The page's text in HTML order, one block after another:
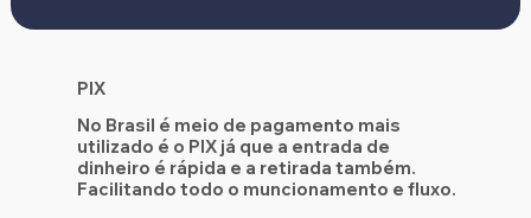
PIX
No Brasil é meio de pagamento mais
utilizado é o PIX já que a entrada de
dinheiro é rápida e a retirada também.
Facilitando todo o muncionamento e fluxo.